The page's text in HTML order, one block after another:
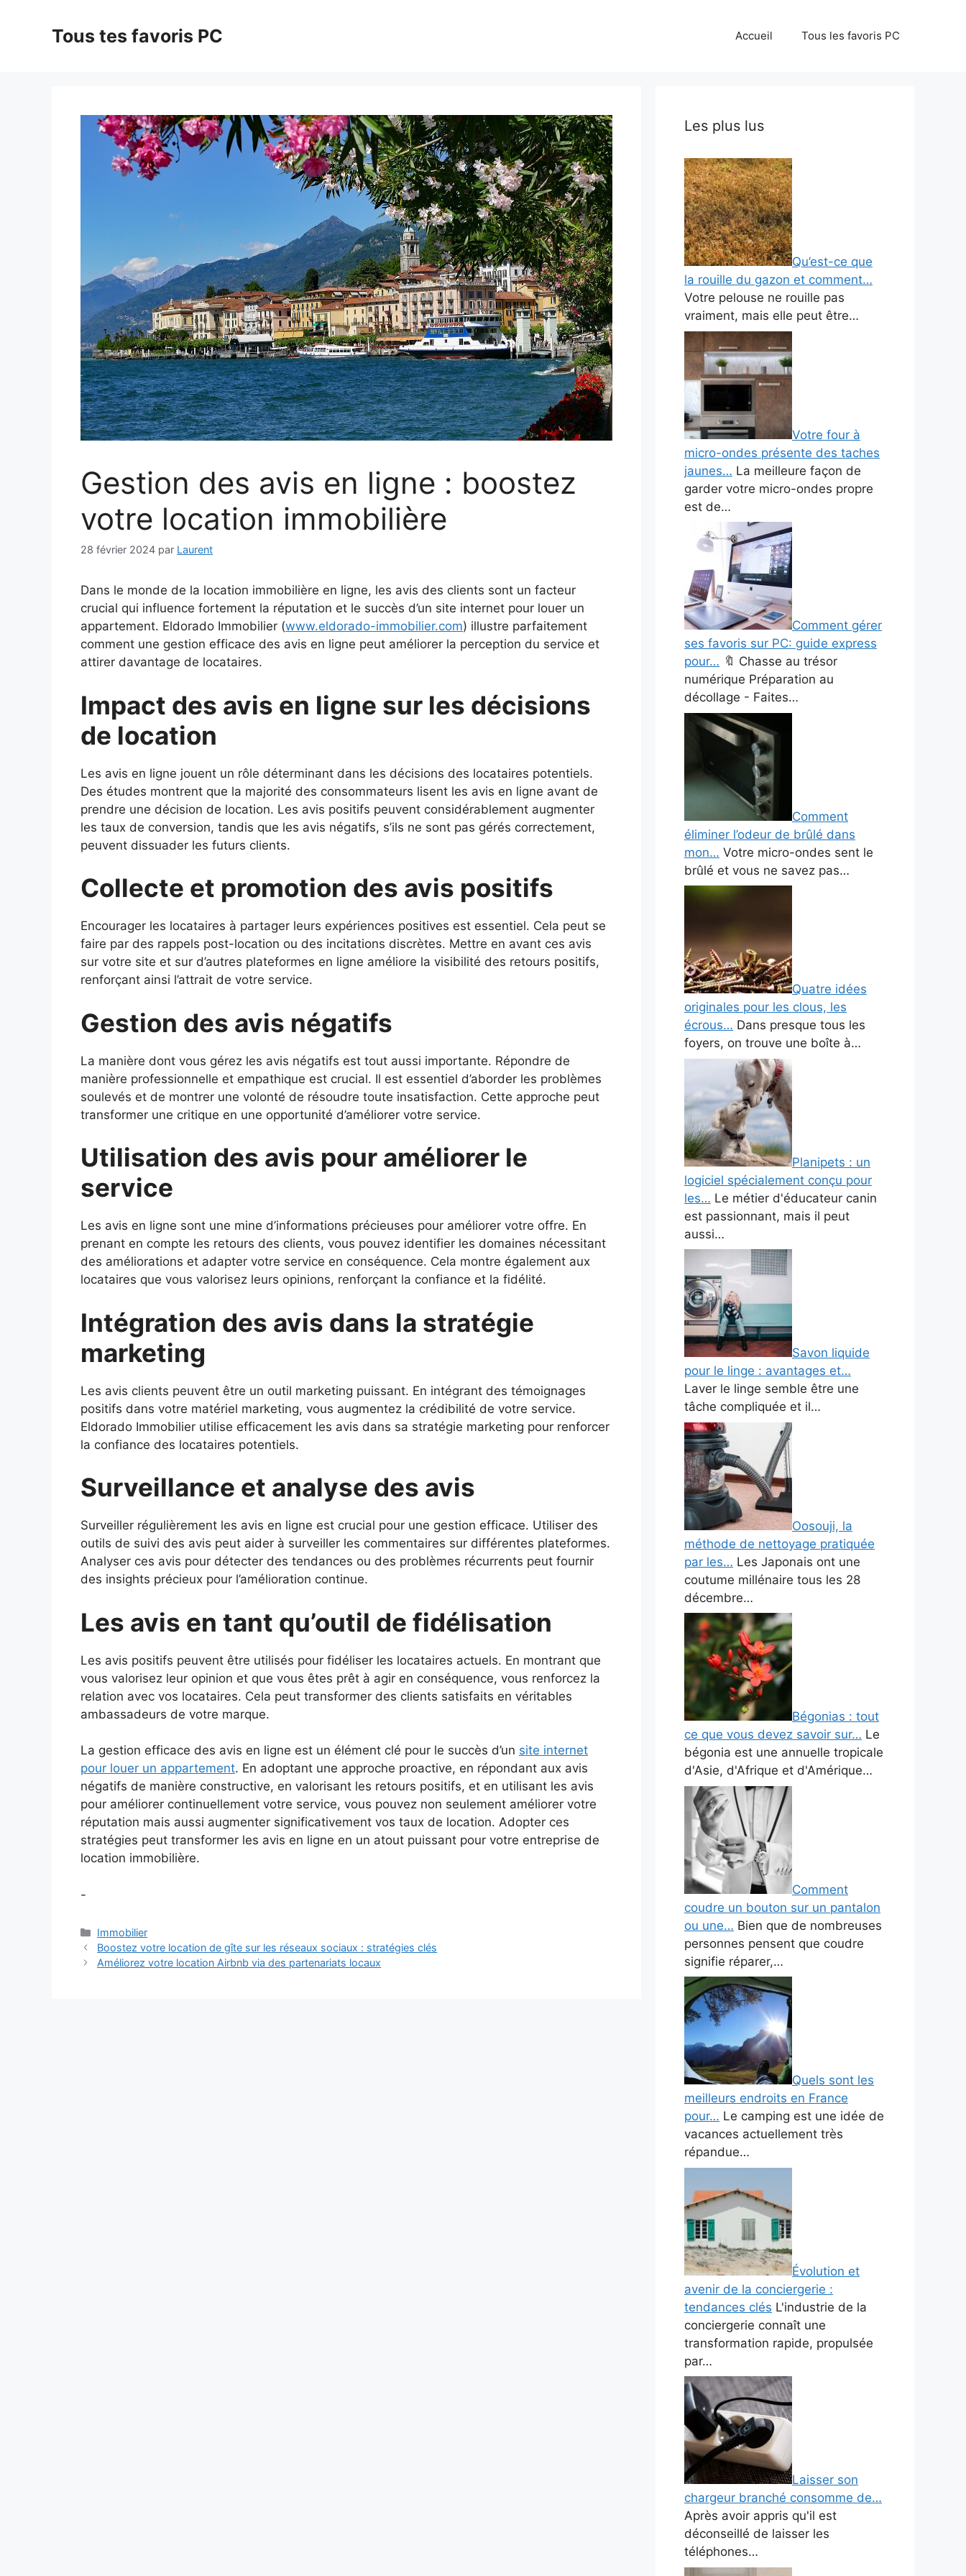
Tous tes favoris PC Accueil Tous les favoris PC
Gestion des avis en ligne : boostez
votre location immobilière
28 février 2024 par Laurent
Dans le monde de la location immobilière en ligne, les avis des clients sont un facteur
crucial qui influence fortement la réputation et le succès d’un site internet pour louer un
appartement. Eldorado Immobilier (www.eldorado-immobilier.com) illustre parfaitement
comment une gestion efficace des avis en ligne peut améliorer la perception du service et
attirer davantage de locataires.
Impact des avis en ligne sur les décisions
de location
Les avis en ligne jouent un rôle déterminant dans les décisions des locataires potentiels.
Des études montrent que la majorité des consommateurs lisent les avis en ligne avant de
prendre une décision de location. Les avis positifs peuvent considérablement augmenter
les taux de conversion, tandis que les avis négatifs, s’ils ne sont pas gérés correctement,
peuvent dissuader les futurs clients.
Collecte et promotion des avis positifs
Encourager les locataires à partager leurs expériences positives est essentiel. Cela peut se
faire par des rappels post-location ou des incitations discrètes. Mettre en avant ces avis
sur votre site et sur d’autres plateformes en ligne améliore la visibilité des retours positifs,
renforçant ainsi l’attrait de votre service.
Gestion des avis négatifs
La manière dont vous gérez les avis négatifs est tout aussi importante. Répondre de
manière professionnelle et empathique est crucial. Il est essentiel d’aborder les problèmes
soulevés et de montrer une volonté de résoudre toute insatisfaction. Cette approche peut
transformer une critique en une opportunité d’améliorer votre service.
Utilisation des avis pour améliorer le
service
Les avis en ligne sont une mine d’informations précieuses pour améliorer votre offre. En
prenant en compte les retours des clients, vous pouvez identifier les domaines nécessitant
des améliorations et adapter votre service en conséquence. Cela montre également aux
locataires que vous valorisez leurs opinions, renforçant la confiance et la fidélité.
Intégration des avis dans la stratégie
marketing
Les avis clients peuvent être un outil marketing puissant. En intégrant des témoignages
positifs dans votre matériel marketing, vous augmentez la crédibilité de votre service.
Eldorado Immobilier utilise efficacement les avis dans sa stratégie marketing pour renforcer
la confiance des locataires potentiels.
Surveillance et analyse des avis
Surveiller régulièrement les avis en ligne est crucial pour une gestion efficace. Utiliser des
outils de suivi des avis peut aider à surveiller les commentaires sur différentes plateformes.
Analyser ces avis pour détecter des tendances ou des problèmes récurrents peut fournir
des insights précieux pour l’amélioration continue.
Les avis en tant qu’outil de fidélisation
Les avis positifs peuvent être utilisés pour fidéliser les locataires actuels. En montrant que
vous valorisez leur opinion et que vous êtes prêt à agir en conséquence, vous renforcez la
relation avec vos locataires. Cela peut transformer des clients satisfaits en véritables
ambassadeurs de votre marque.
La gestion efficace des avis en ligne est un élément clé pour le succès d’un site internet
pour louer un appartement. En adoptant une approche proactive, en répondant aux avis
négatifs de manière constructive, en valorisant les retours positifs, et en utilisant les avis
pour améliorer continuellement votre service, vous pouvez non seulement améliorer votre
réputation mais aussi augmenter significativement vos taux de location. Adopter ces
stratégies peut transformer les avis en ligne en un atout puissant pour votre entreprise de
location immobilière.
-
Catégories
Immobilier
Boostez votre location de gîte sur les réseaux sociaux : stratégies clés
Améliorez votre location Airbnb via des partenariats locaux
Les plus lus
Qu’est-ce que
la rouille du gazon et comment…
Votre pelouse ne rouille pas
vraiment, mais elle peut être…
Votre four à
micro-ondes présente des taches
jaunes… La meilleure façon de
garder votre micro-ondes propre
est de…
Comment gérer
ses favoris sur PC: guide express
pour… 🔖 Chasse au trésor
numérique Préparation au
décollage - Faites…
Comment
éliminer l’odeur de brûlé dans
mon… Votre micro-ondes sent le
brûlé et vous ne savez pas…
Quatre idées
originales pour les clous, les
écrous… Dans presque tous les
foyers, on trouve une boîte à…
Planipets : un
logiciel spécialement conçu pour
les… Le métier d'éducateur canin
est passionnant, mais il peut
aussi…
Savon liquide
pour le linge : avantages et…
Laver le linge semble être une
tâche compliquée et il…
Oosouji, la
méthode de nettoyage pratiquée
par les… Les Japonais ont une
coutume millénaire tous les 28
décembre…
Bégonias : tout
ce que vous devez savoir sur… Le
bégonia est une annuelle tropicale
d'Asie, d'Afrique et d'Amérique…
Comment
coudre un bouton sur un pantalon
ou une… Bien que de nombreuses
personnes pensent que coudre
signifie réparer,…
Quels sont les
meilleurs endroits en France
pour… Le camping est une idée de
vacances actuellement très
répandue…
Évolution et
avenir de la conciergerie :
tendances clés L'industrie de la
conciergerie connaît une
transformation rapide, propulsée
par…
Laisser son
chargeur branché consomme de…
Après avoir appris qu'il est
déconseillé de laisser les
téléphones…